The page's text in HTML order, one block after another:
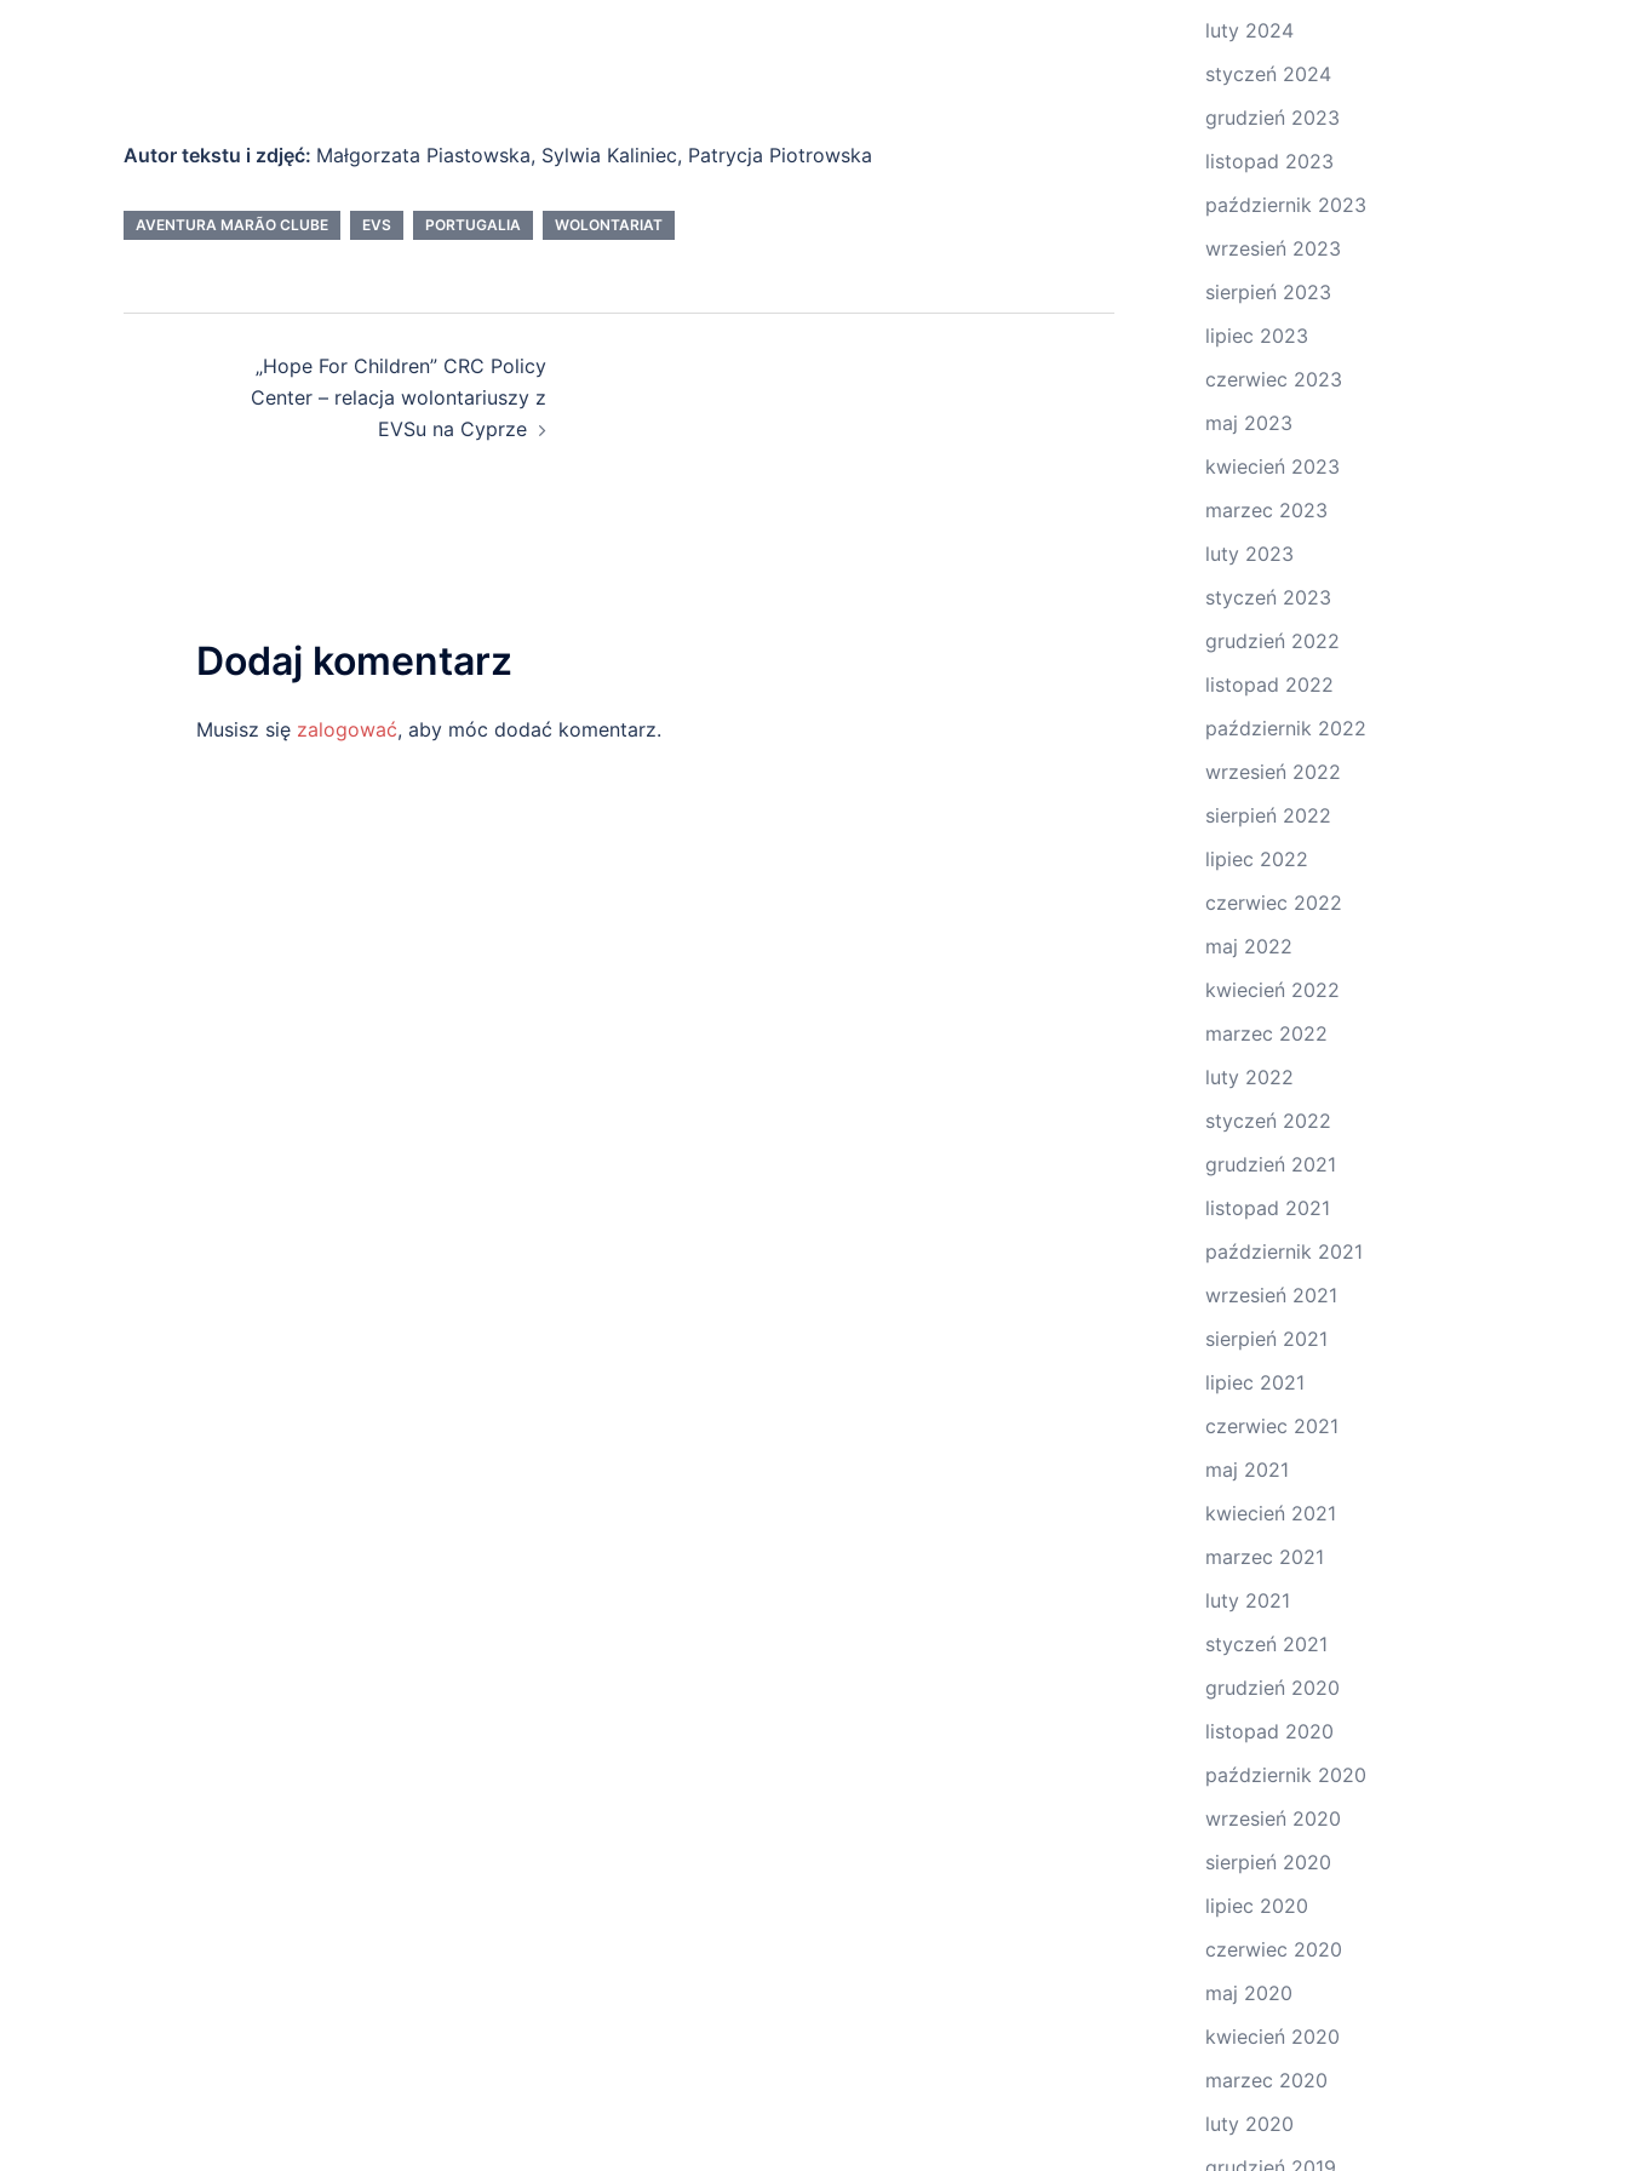
Autor tekstu i zdjęć: Małgorzata Piastowska, Sylwia Kaliniec, Patrycja Piotrowska
AVENTURA MARÃO CLUBE EVS PORTUGALIA WOLONTARIAT
wpisu„Hope For Children” CRC Policy
Center – relacja wolontariuszy z
EVSu na Cyprze
Dodaj komentarz
Musisz się zalogować, aby móc dodać komentarz.
luty 2024
styczeń 2024
grudzień 2023
listopad 2023
październik 2023
wrzesień 2023
sierpień 2023
lipiec 2023
czerwiec 2023
maj 2023
kwiecień 2023
marzec 2023
luty 2023
styczeń 2023
grudzień 2022
listopad 2022
październik 2022
wrzesień 2022
sierpień 2022
lipiec 2022
czerwiec 2022
maj 2022
kwiecień 2022
marzec 2022
luty 2022
styczeń 2022
grudzień 2021
listopad 2021
październik 2021
wrzesień 2021
sierpień 2021
lipiec 2021
czerwiec 2021
maj 2021
kwiecień 2021
marzec 2021
luty 2021
styczeń 2021
grudzień 2020
listopad 2020
październik 2020
wrzesień 2020
sierpień 2020
lipiec 2020
czerwiec 2020
maj 2020
kwiecień 2020
marzec 2020
luty 2020